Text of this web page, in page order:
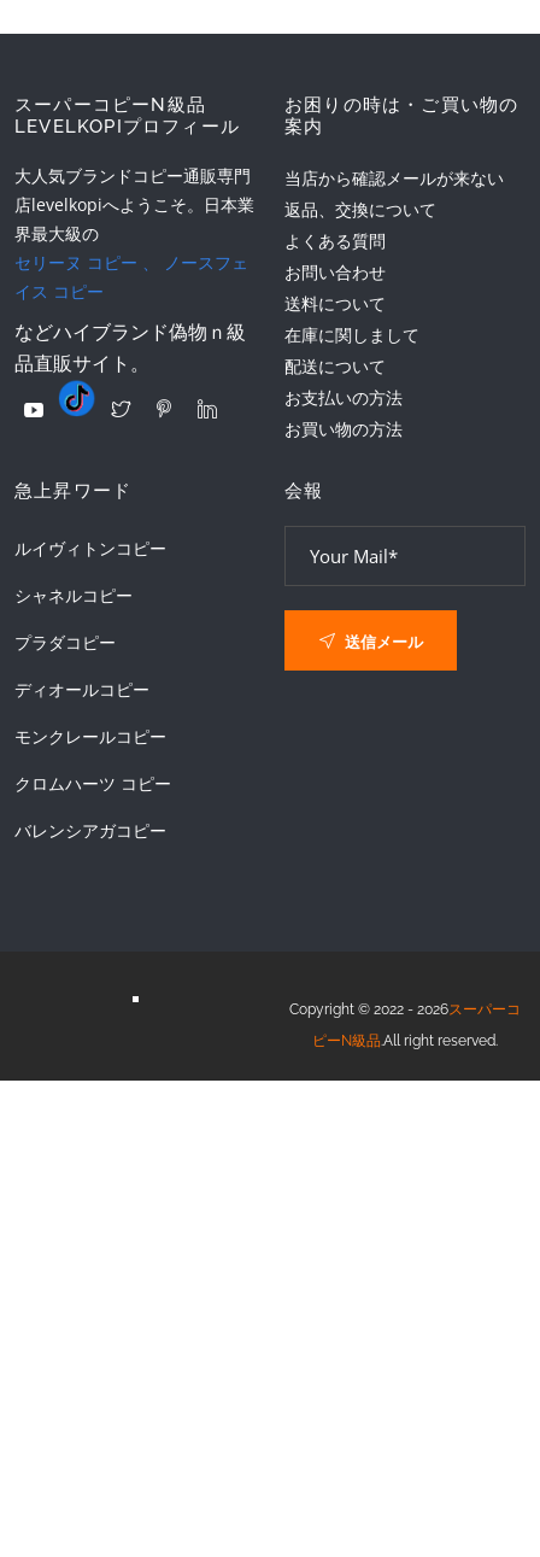
スーパーコピーN級品
LEVELKOPIプロフィール
大人気ブランドコピー通販専門
店levelkopiへようこそ。日本業
界最大級の
セリーヌ コピー
ノースフェ
イス コピー
などハイブランド偽物ｎ級
品直販サイト。
お困りの時は・ご買い物の
案内
当店から確認メールが来ない
返品、交換について
よくある質問
お問い合わせ
送料について
在庫に関しまして
配送について
お支払いの方法
お買い物の方法
急上昇ワード
ルイヴィトンコピー
シャネルコピー
プラダコピー
ディオールコピー
モンクレールコピー
クロムハーツ コピー
バレンシアガコピー
会報
送信メール
Copyright © 2022 - 2026スーパーコ
ピーN級品 .All right reserved.